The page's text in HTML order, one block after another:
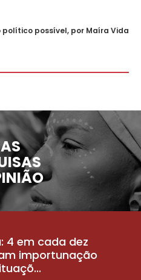
político possível, por Maíra Vida
4 em cada dez
importunação